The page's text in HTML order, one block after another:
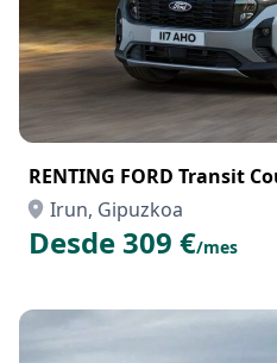
RENTING FORD Transit
Irun, Gipuzkoa
Desde 309 €/mes